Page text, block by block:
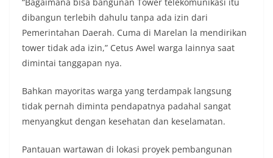
“Bagaimana bisa bangunan Tower telekomunikasi itu
dibangun terlebih dahulu tanpa ada izin dari
Pemerintahan Daerah. Cuma di Marelan la mendirikan
tower tidak ada izin,” Cetus Awel warga lainnya saat
dimintai tanggapan nya.
Bahkan mayoritas warga yang terdampak langsung
tidak pernah diminta pendapatnya padahal sangat
menyangkut dengan kesehatan dan keselamatan.
Pantauan wartawan di lokasi proyek pembangunan